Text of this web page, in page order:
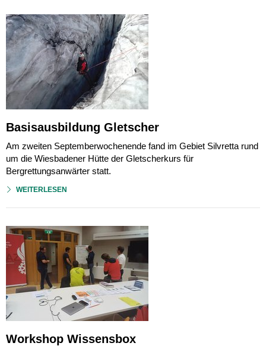
Basisausbildung Gletscher
Am zweiten Septemberwochenende fand im Gebiet Silvretta rund
um die Wiesbadener Hütte der Gletscherkurs für
Bergrettungsanwärter statt.
WEITERLESEN
Workshop Wissensbox